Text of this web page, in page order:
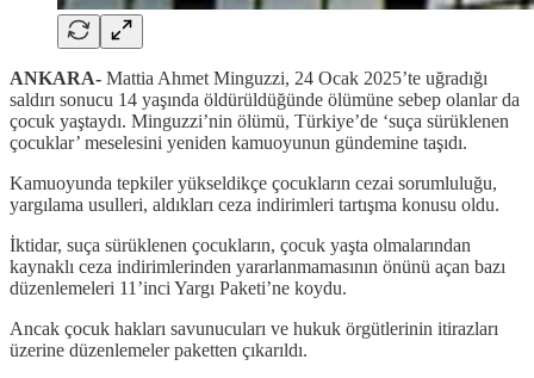
ANKARA- Mattia Ahmet Minguzzi, 24 Ocak 2025’te uğradığı
saldırı sonucu 14 yaşında öldürüldüğünde ölümüne sebep olanlar da
çocuk yaştaydı. Minguzzi’nin ölümü, Türkiye’de ‘suça sürüklenen
çocuklar’ meselesini yeniden kamuoyunun gündemine taşıdı.
Kamuoyunda tepkiler yükseldikçe çocukların cezai sorumluluğu,
yargılama usulleri, aldıkları ceza indirimleri tartışma konusu oldu.
İktidar, suça sürüklenen çocukların, çocuk yaşta olmalarından
kaynaklı ceza indirimlerinden yararlanmamasının önünü açan bazı
düzenlemeleri 11’inci Yargı Paketi’ne koydu.
Ancak çocuk hakları savunucuları ve hukuk örgütlerinin itirazları
üzerine düzenlemeler paketten çıkarıldı.